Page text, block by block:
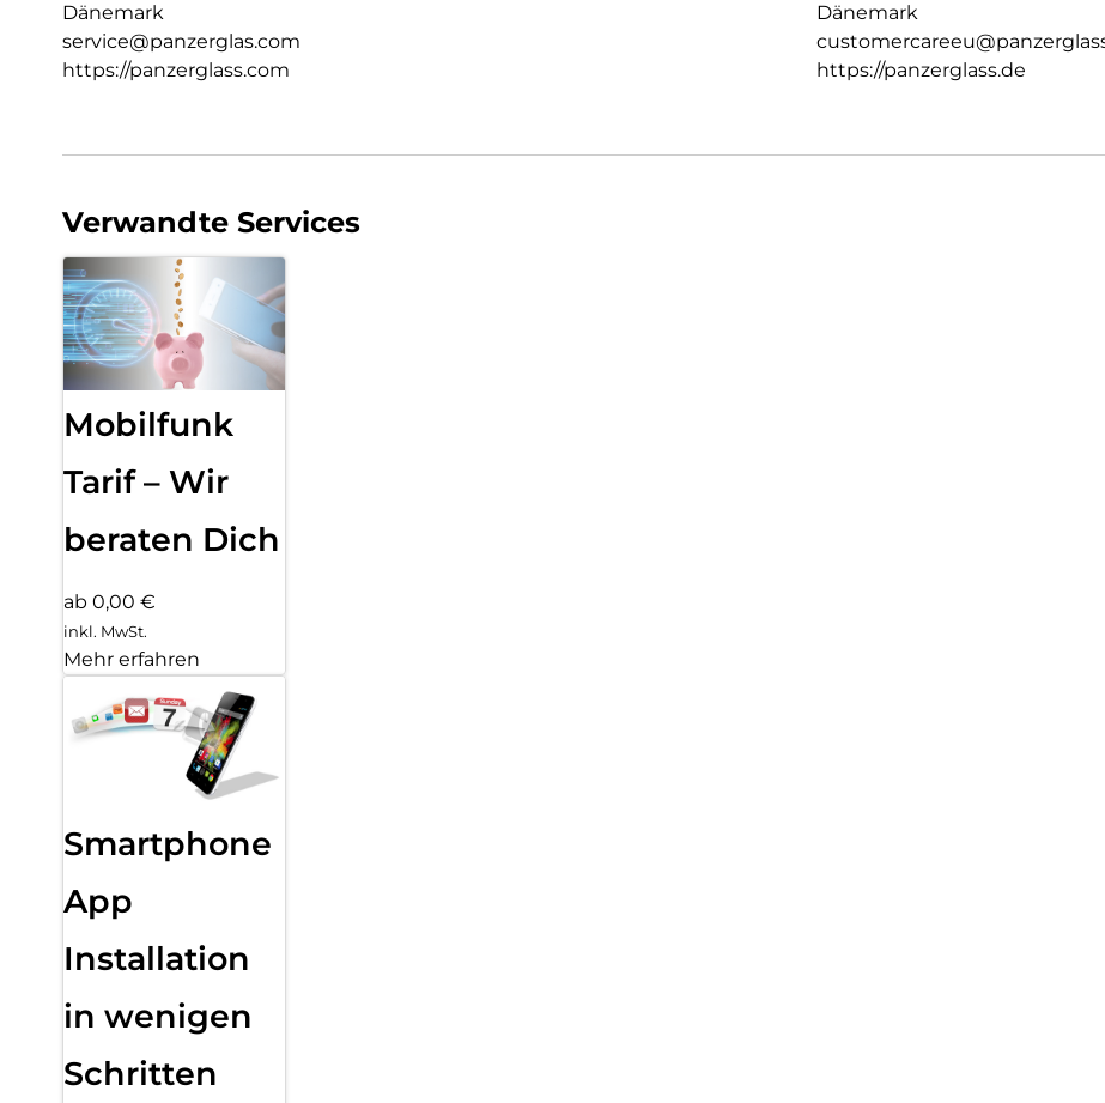
Dänemark
service@panzerglas.com
https://panzerglass.com
Dänemark
https://panzerglass.de
Verwandte Services
Mobilfunk
Tarif – Wir
beraten Dich
ab 0,00 €
inkl. MwSt.
Mehr erfahren
Smartphone
App
Installation
in wenigen
Schritten